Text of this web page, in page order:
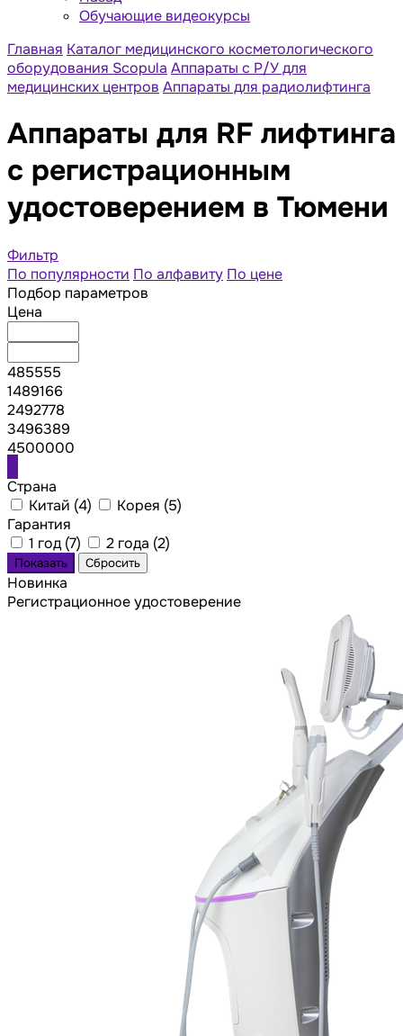
Обучающие видеокурсы
Главная Каталог медицинского косметологического
оборудования Scopula Аппараты с Р/У для
медицинских центров Аппараты для радиолифтинга
Аппараты для RF лифтинга
с регистрационным
удостоверением в Тюмени
Фильтр
По популярности По алфавиту По цене
Подбор параметров
Цена
485555
1489166
2492778
3496389
4500000
Страна
Китай (4) Корея (5)
Гарантия
1 год (7) 2 года (2)
Новинка
Регистрационное удостоверение